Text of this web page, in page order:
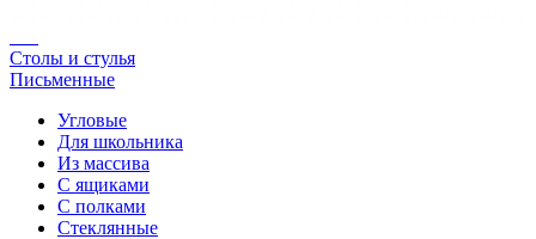
Столы и стулья
Письменные
Угловые
Для школьника
Из массива
С ящиками
С полками
Стеклянные